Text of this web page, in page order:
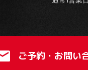
ご予約・お問い